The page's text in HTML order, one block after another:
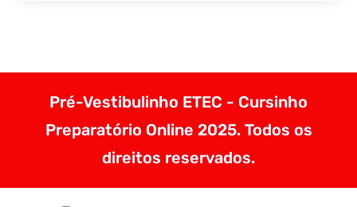
Pré-Vestibulinho ETEC - Cursinho
Preparatório Online 2025. Todos os
direitos reservados.